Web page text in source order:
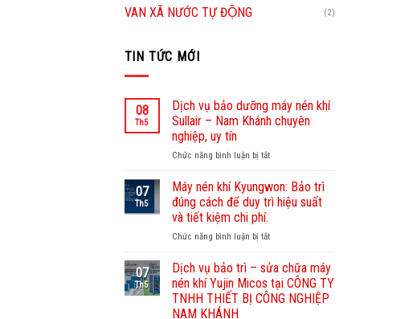
VAN XÃ NƯỚC TỰ ĐỘNG (2)
TIN TỨC MỚI
08
Th5
Dịch vụ bảo dưỡng máy nén khí
Sullair – Nam Khánh chuyên
nghiệp, uy tín
Chức năng bình luận bị tắtở
vụ
bảo
dưỡng
nén
Sullair
–
Nam
Khánh
07
Th5
Máy nén khí Kyungwon: Bảo trì
đúng cách để duy trì hiệu suất
và tiết kiệm chi phí.
Chức năng bình luận bị tắtở
nén
khí
Kyungwon:
Bảo
07
Th5
Dịch vụ bảo trì – sửa chữa máy
nén khí Yujin Micos tại CÔNG TY
TNHH THIẾT BỊ CÔNG NGHIỆP
NAM KHÁNH